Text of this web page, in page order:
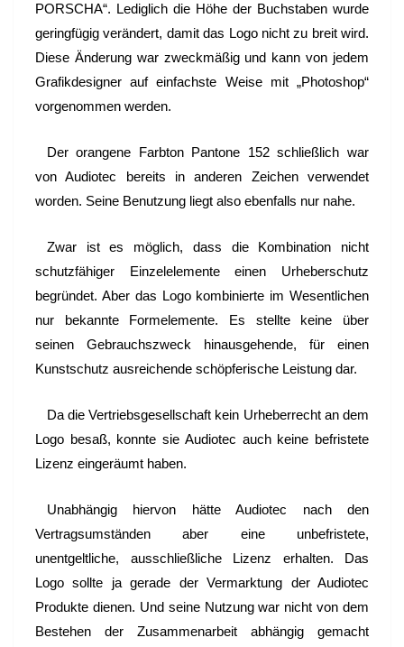
PORSCHA“. Lediglich die Höhe der Buchstaben wurde
geringfügig verändert, damit das Logo nicht zu breit wird.
Diese Änderung war zweckmäßig und kann von jedem
Grafikdesigner auf einfachste Weise mit „Photoshop“
vorgenommen werden.
Der orangene Farbton Pantone 152 schließlich war
von Audiotec bereits in anderen Zeichen verwendet
worden. Seine Benutzung liegt also ebenfalls nur nahe.
Zwar ist es möglich, dass die Kombination nicht
schutzfähiger Einzelelemente einen Urheberschutz
begründet. Aber das Logo kombinierte im Wesentlichen
nur bekannte Formelemente. Es stellte keine über
seinen Gebrauchszweck hinausgehende, für einen
Kunstschutz ausreichende schöpferische Leistung dar.
Da die Vertriebsgesellschaft kein Urheberrecht an dem
Logo besaß, konnte sie Audiotec auch keine befristete
Lizenz eingeräumt haben.
Unabhängig hiervon hätte Audiotec nach den
Vertragsumständen aber eine unbefristete,
unentgeltliche, ausschließliche Lizenz erhalten. Das
Logo sollte ja gerade der Vermarktung der Audiotec
Produkte dienen. Und seine Nutzung war nicht von dem
Bestehen der Zusammenarbeit abhängig gemacht